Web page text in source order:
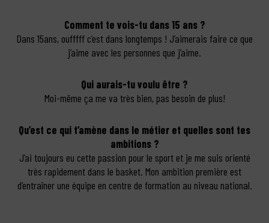
Comment te vois-tu dans 15 ans ?
Dans 15ans, oufffff c’est dans longtemps ! J’aimerais faire ce que
j’aime avec les personnes que j’aime.
Qui aurais-tu voulu être ?
Moi-même ça me va très bien, pas besoin de plus!
Qu’est ce qui t’amène dans le métier et quelles sont tes
ambitions ?
J’ai toujours eu cette passion pour le sport et je me suis orienté
très rapidement dans le basket. Mon ambition première est
d’entraîner une équipe en centre de formation au niveau national.